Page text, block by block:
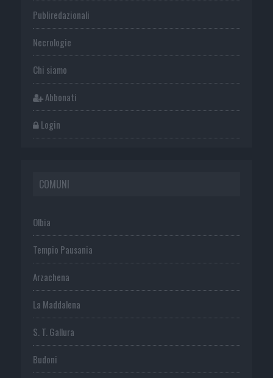
Publiredazionali
Necrologie
Chi siamo
Abbonati
Login
COMUNI
Olbia
Tempio Pausania
Arzachena
La Maddalena
S. T. Gallura
Budoni